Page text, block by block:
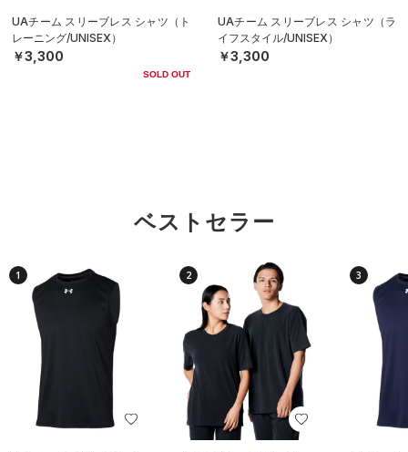
UAチーム スリーブレス シャツ（ト
レーニング/UNISEX）
￥3,300
SOLD OUT
UAチーム スリーブレス シャツ（ラ
イフスタイル/UNISEX）
￥3,300
ベストセラー
1 2 3